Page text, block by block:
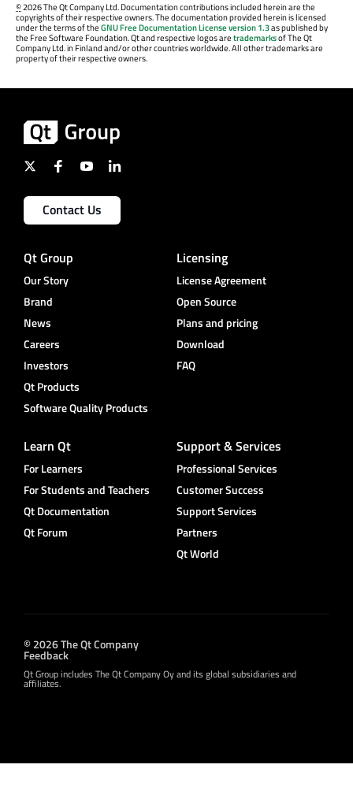
©2026 The Qt Company Ltd. Documentation contributions included herein are the
copyrights of their respective owners. The documentation provided herein is licensed
under the terms of theGNU Free Documentation License version 1.3as published by
the Free Software Foundation. Qt and respective logos aretrademarksof The Qt
Company Ltd. in Finland and/or other countries worldwide. All other trademarks are
property of their respective owners.
Contact Us
Qt Group
Our Story
Brand
News
Careers
Investors
Qt Products
Software Quality Products
Licensing
License Agreement
Open Source
Plans and pricing
Download
FAQ
Learn Qt
For Learners
For Students and Teachers
Qt Documentation
Qt Forum
Support & Services
Professional Services
Customer Success
Support Services
Partners
Qt World
© 2026 The Qt Company
Feedback
Qt Group includes The Qt Company Oy and its global subsidiaries and
affiliates.